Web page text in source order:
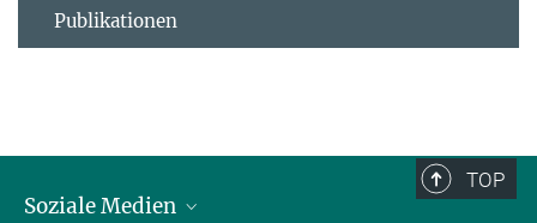
Publikationen
TOP
Soziale Medien